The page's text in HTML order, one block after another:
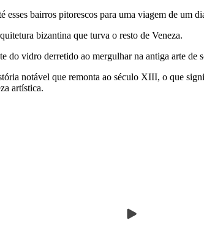
esses bairros pitorescos para uma viagem de um
bizantina que turva o resto de Veneza.
do vidro derretido ao mergulhar na antiga arte de
notável que remonta ao século XIII, o que
artística.